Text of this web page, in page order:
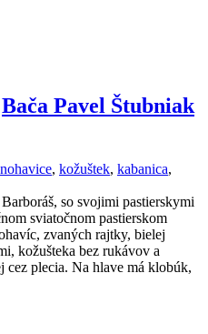
Bača Pavel Štubniak
nohavice, kožuštek, kabanica,
so svojimi pastierskymi
sviatočnom pastierskom
zvaných rajtky, bielej
kožušteka bez rukávov a
cez plecia. Na hlave má klobúk,